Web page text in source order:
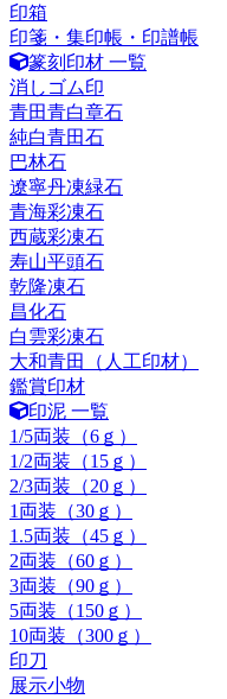
印箱
印箋・集印帳・印譜帳
篆刻印材 一覧
消しゴム印
青田青白章石
純白青田石
巴林石
遼寧丹凍緑石
青海彩凍石
西蔵彩凍石
寿山平頭石
乾隆凍石
昌化石
白雲彩凍石
大和青田（人工印材）
鑑賞印材
印泥 一覧
1/5両装（6ｇ）
1/2両装（15ｇ）
2/3両装（20ｇ）
1両装（30ｇ）
1.5両装（45ｇ）
2両装（60ｇ）
3両装（90ｇ）
5両装（150ｇ）
10両装（300ｇ）
印刀
展示小物